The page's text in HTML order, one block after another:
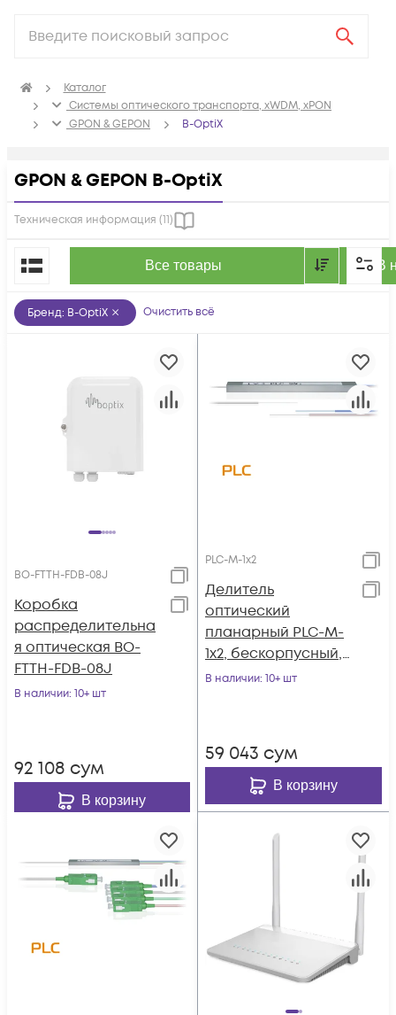
Каталог
Системы оптического транспорта, xWDM, xPON
GPON & GEPON
B-OptiX
GPON & GEPON B-OptiX
Техническая информация (11)
Все товары В
По популярности
Бренд: B-OptiX Очистить всё
BO-FTTH-FDB-08J
Коробка
распределительна
я оптическая BO-
FTTH-FDB-08J
В наличии: 10+ шт
92 108 сум
В корзину
PLC-M-1x2
Делитель
оптический
планарный PLC-M-
1x2, бескорпусный,
неоконцованный
В наличии: 10+ шт
59 043 сум
В корзину